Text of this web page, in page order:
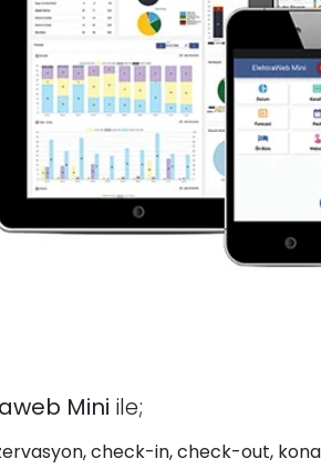
Mini ile;
check-in, check-out,